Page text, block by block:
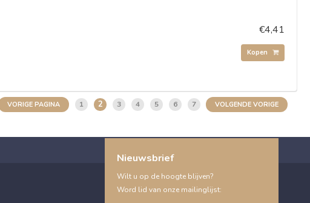
€4,41
Kopen
VORIGE PAGINA 1 2 3 4 5 6 7 VOLGENDE VORIGE
Nieuwsbrief
Wilt u op de hoogte blijven?
Word lid van onze mailinglijst: